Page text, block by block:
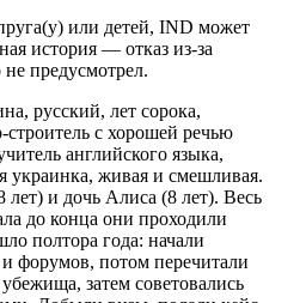
или детей, IND может
история — отказ из-за
предусмотрел.
русский, лет сорока,
с хорошей речью
английского языка,
украинка, живая и смешливая.
и дочь Алиса (8 лет). Весь
до конца они проходили
полтора года: начали
форумов, потом перечитали
затем советовались